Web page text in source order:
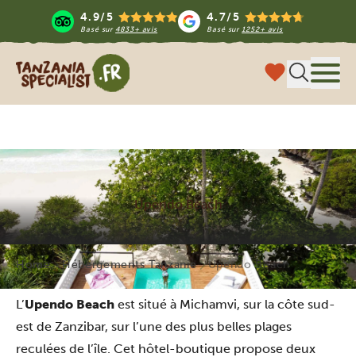
4.9/5
Basé sur 4833+ avis
4.7/5
Basé sur1252+ avis
Tanzania Specialist
Upendo Beach
Home Hébergements Tanzanie Upendo Beach
L’Upendo Beach est situé à Michamvi, sur la côte sud-
est de Zanzibar, sur l’une des plus belles plages
reculées de l’île. Cet hôtel-boutique propose deux